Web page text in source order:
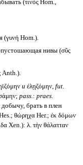
(τινός Hom.,
(γυνή Hom.).
нивы (σῦς
Anth.).
и ἐλῃζόμην, fut.
pass. : praes.
брать в плен
θώρηχα Her.; ἐκ δόμων
Xen.): λ. τὴν θάλατταν